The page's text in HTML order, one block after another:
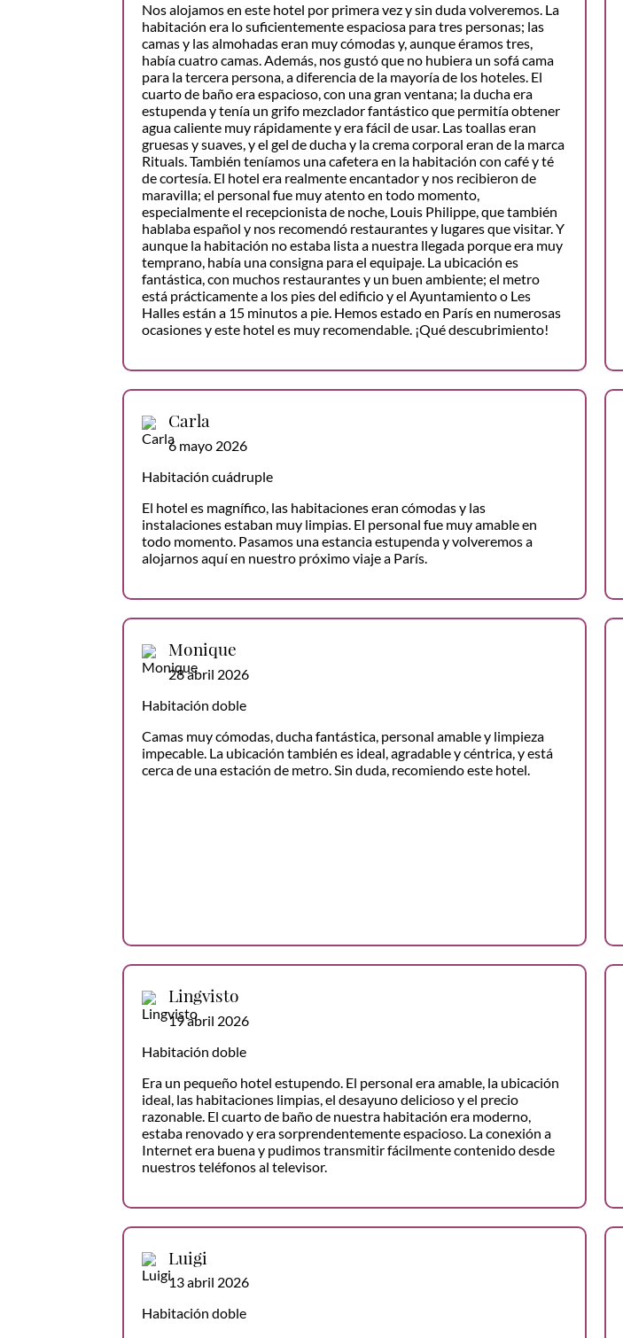
Nos alojamos en este hotel por primera vez y sin duda volveremos. La
habitación era lo suficientemente espaciosa para tres personas; las
camas y las almohadas eran muy cómodas y, aunque éramos tres,
había cuatro camas. Además, nos gustó que no hubiera un sofá cama
para la tercera persona, a diferencia de la mayoría de los hoteles. El
cuarto de baño era espacioso, con una gran ventana; la ducha era
estupenda y tenía un grifo mezclador fantástico que permitía obtener
agua caliente muy rápidamente y era fácil de usar. Las toallas eran
gruesas y suaves, y el gel de ducha y la crema corporal eran de la marca
Rituals. También teníamos una cafetera en la habitación con café y té
de cortesía. El hotel era realmente encantador y nos recibieron de
maravilla; el personal fue muy atento en todo momento,
especialmente el recepcionista de noche, Louis Philippe, que también
hablaba español y nos recomendó restaurantes y lugares que visitar. Y
aunque la habitación no estaba lista a nuestra llegada porque era muy
temprano, había una consigna para el equipaje. La ubicación es
fantástica, con muchos restaurantes y un buen ambiente; el metro
está prácticamente a los pies del edificio y el Ayuntamiento o Les
Halles están a 15 minutos a pie. Hemos estado en París en numerosas
ocasiones y este hotel es muy recomendable. ¡Qué descubrimiento!
Carla
6 mayo 2026
Habitación cuádruple
El hotel es magnífico, las habitaciones eran cómodas y las
instalaciones estaban muy limpias. El personal fue muy amable en
todo momento. Pasamos una estancia estupenda y volveremos a
alojarnos aquí en nuestro próximo viaje a París.
Monique
28 abril 2026
Habitación doble
Camas muy cómodas, ducha fantástica, personal amable y limpieza
impecable. La ubicación también es ideal, agradable y céntrica, y está
cerca de una estación de metro. Sin duda, recomiendo este hotel.
Lingvisto
19 abril 2026
Habitación doble
Era un pequeño hotel estupendo. El personal era amable, la ubicación
ideal, las habitaciones limpias, el desayuno delicioso y el precio
razonable. El cuarto de baño de nuestra habitación era moderno,
estaba renovado y era sorprendentemente espacioso. La conexión a
Internet era buena y pudimos transmitir fácilmente contenido desde
nuestros teléfonos al televisor.
Luigi
13 abril 2026
Habitación doble